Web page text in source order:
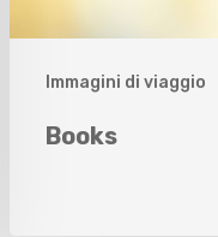
Immagini di viaggio
Books